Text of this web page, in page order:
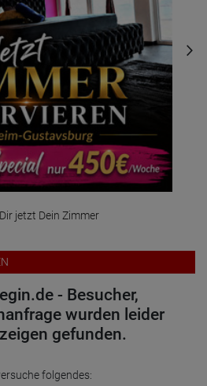
jetzt Dein Zimmer
- Besucher,
wurden leider
gefunden.
folgendes: